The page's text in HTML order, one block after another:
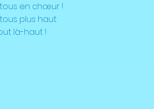
en chœur !
plus haut
là-haut !